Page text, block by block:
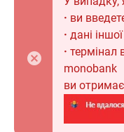
· ви
· дані іншої
· термінал
monobank
ви